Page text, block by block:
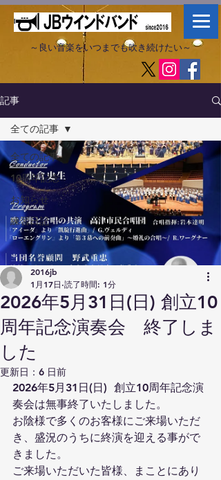
～良い音楽をいつまでも吹き続けたい～​
記事
全ての記事
10周年記念
お知らせ
練習日記
全ての記事
2026年5月31日(日) 創立10
周年記念演奏会 終了しま
した
2016jb
1月17日 読了時間: 1分
更新日： 6 日前
2026年5月31日(日)  創立10周年記念演
奏会は無事終了いたしました。
お陰様で多くのお客様にご来場いただ
き、盛況のうちに終演を迎える事がで
きました。
ご来場いただいた皆様、まことにあり